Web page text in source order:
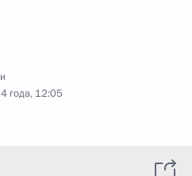
года, 12:05